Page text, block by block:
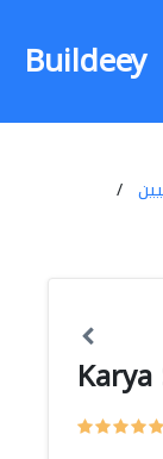
Buildeey